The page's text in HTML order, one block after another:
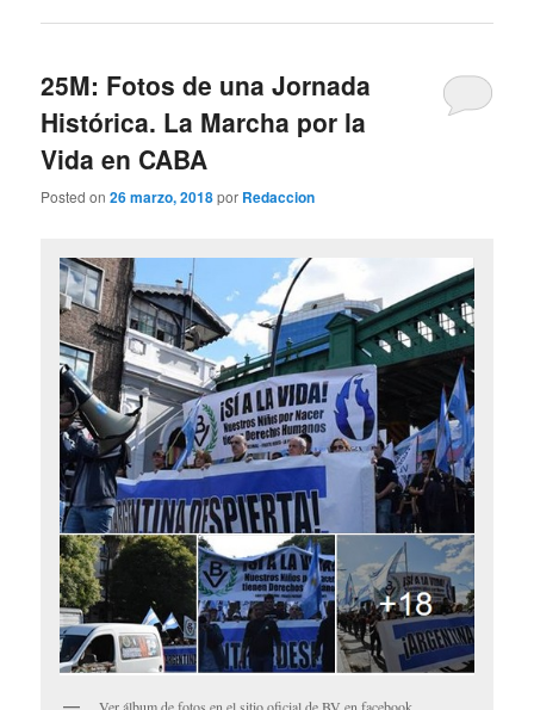
25M: Fotos de una Jornada
Histórica. La Marcha por la
Vida en CABA
Posted on26 marzo, 2018por Redaccion